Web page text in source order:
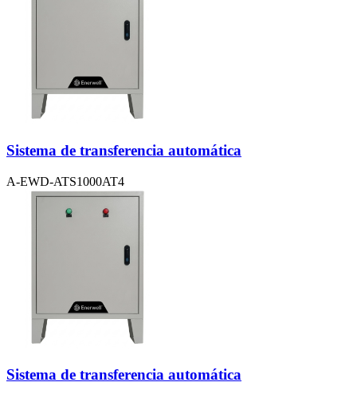
Sistema de transferencia automática
A-EWD-ATS1000AT4
Sistema de transferencia automática